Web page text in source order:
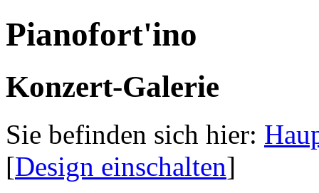
Pianofort'ino
Konzert-Galerie
Sie befinden sich hier:
[Design einschalten]